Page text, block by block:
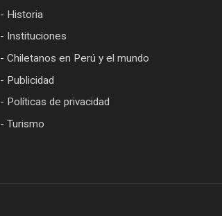
- Historia
- Instituciones
- Chiletanos en Perú y el mundo
- Publicidad
- Políticas de privacidad
- Turismo